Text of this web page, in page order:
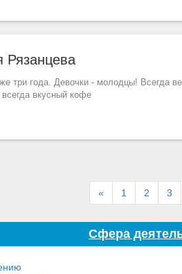
Рязанцева
три года. Девочки - молодцы! Всегда
вкусный кофе
« 1 2 3
Сфера